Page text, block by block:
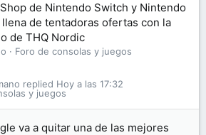
de Nintendo Switch y Nintendo
de tentadoras ofertas con la
de THQ Nordic
Foro de consolas y juegos
y juegos
Hoy a las 17:32
va a quitar una de las mejores